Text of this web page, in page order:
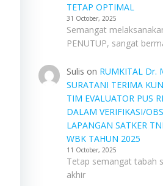
TETAP OPTIMAL
31 October, 2025
Semangat
PENUTUP, sangat
Sulis on RUMKITAL Dr.
SURATANI TERIMA
TIM EVALUATOR PUS
DALAM VERIFIKASI/
LAPANGAN SATKER
WBK TAHUN 2025
11 October, 2025
Tetap semangat tabah
akhir